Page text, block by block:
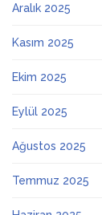
Aralık 2025
Kasım 2025
Ekim 2025
Eylül 2025
Ağustos 2025
Temmuz 2025